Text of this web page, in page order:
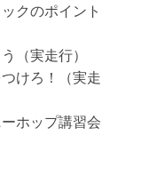
クのポイント
（実走行）
けろ！（実走
ホップ講習会